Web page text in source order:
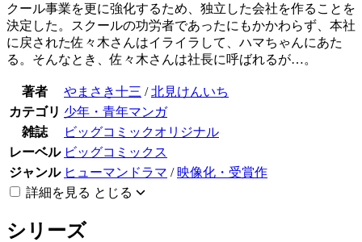
クール事業を更に強化するため、独立した会社を作ることを
決定した。スクールの功労者であったにもかかわらず、本社
に戻された佐々木さんはイライラして、ハマちゃんにあた
る。そんなとき、佐々木さんは社長に呼ばれるが…。
著者 やまさき十三 /北見けんいち
カテゴリ 少年・青年マンガ
雑誌
ビッグコミックオリジナル
レーベル ビッグコミックス
ジャンル ヒューマンドラマ / 映像化・受賞作
詳細を見る とじる
シリーズ